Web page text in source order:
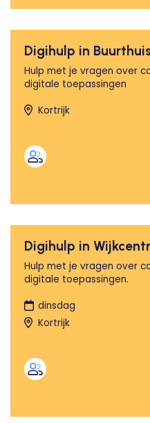
Digihulp in
Hulp met je vragen over
digitale toepassingen
Kortrijk
Digihulp in
Hulp met je vragen over
digitale toepassingen.
dinsdag
Kortrijk